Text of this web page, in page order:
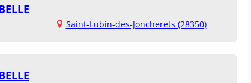
Saint-Lubin-des-Joncherets (28350)